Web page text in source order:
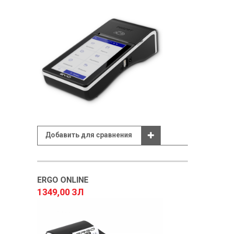
Добавить для сравнения
ERGO ONLINE
1349,00 ЗЛ